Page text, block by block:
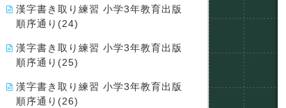
漢字書き取り練習 小学3年教育出版
順序通り(24)
漢字書き取り練習 小学3年教育出版
順序通り(25)
漢字書き取り練習 小学3年教育出版
順序通り(26)